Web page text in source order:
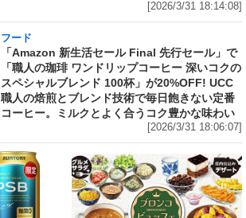
[2026/3/31 18:14:08]
フード
「Amazon 新生活セール Final 先行セール」で
「職人の珈琲 ワンドリップコーヒー 深いコクの
スペシャルブレンド 100杯」が20%OFF! UCC
職人の焙煎とブレンド技術で毎日飽きない定番
コーヒー。ミルクとよく合うコク豊かな味わい
[2026/3/31 18:06:07]